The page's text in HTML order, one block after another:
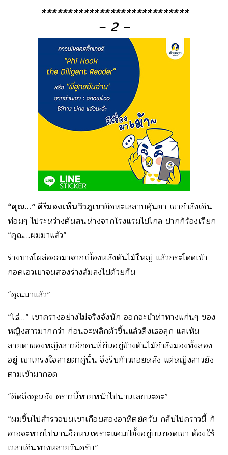
****************************
– 2 –
“คุณ…” คีรีมองเห็นวิวภูเขาติดทะเลสาบคุ้นตา เขากำลังเดิน
ท่อมๆ ไประหว่างต้นสนห่างจากโรงแรมไปไกล ปากก็ร้องเรียก
“คุณ…ผมมาแล้ว”
ร่างบางโผล่ออกมาจากเบื้องหลังต้นไม้ใหญ่ แล้วกระโดดเข้า
กอดเอวเขาจนสองร่างล้มลงไปด้วยกัน
“คุณมาแล้ว”
“โธ่…” เขาครางอย่างไม่จริงจังนัก ออกจะขำท่าทางแก่นๆ ของ
หญิงสาวมากกว่า ก่อนจะพลิกตัวขึ้นแล้วดึงเธอลุก แลเห็น
สายตาของหญิงสาวอีกคนที่ยืนอยู่ข้างต้นไม้กำลังมองทั้งสอง
อยู่ เขาเกรงใจสายตาคู่นั้น จึงรีบก้าวถอยหลัง แต่หญิงสาวยัง
ตามเข้ามากอด
“คิดถึงคุณจัง คราวนี้หายหน้าไปนานเลยนะคะ”
“ผมขึ้นไปสำรวจบนเขาเกือบสองอาทิตย์ครับ กลับไปคราวนี้ ก็
อาจจะหายไปนานอีกหนเพราะแคมป์ตั้งอยู่บนยอดเขา ต้องใช้
เวลาเดินทางหลายวันครับ”